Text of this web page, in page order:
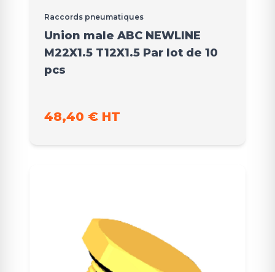
Raccords pneumatiques
Union male ABC NEWLINE
M22X1.5 T12X1.5 Par lot de 10
pcs
48,40 € HT